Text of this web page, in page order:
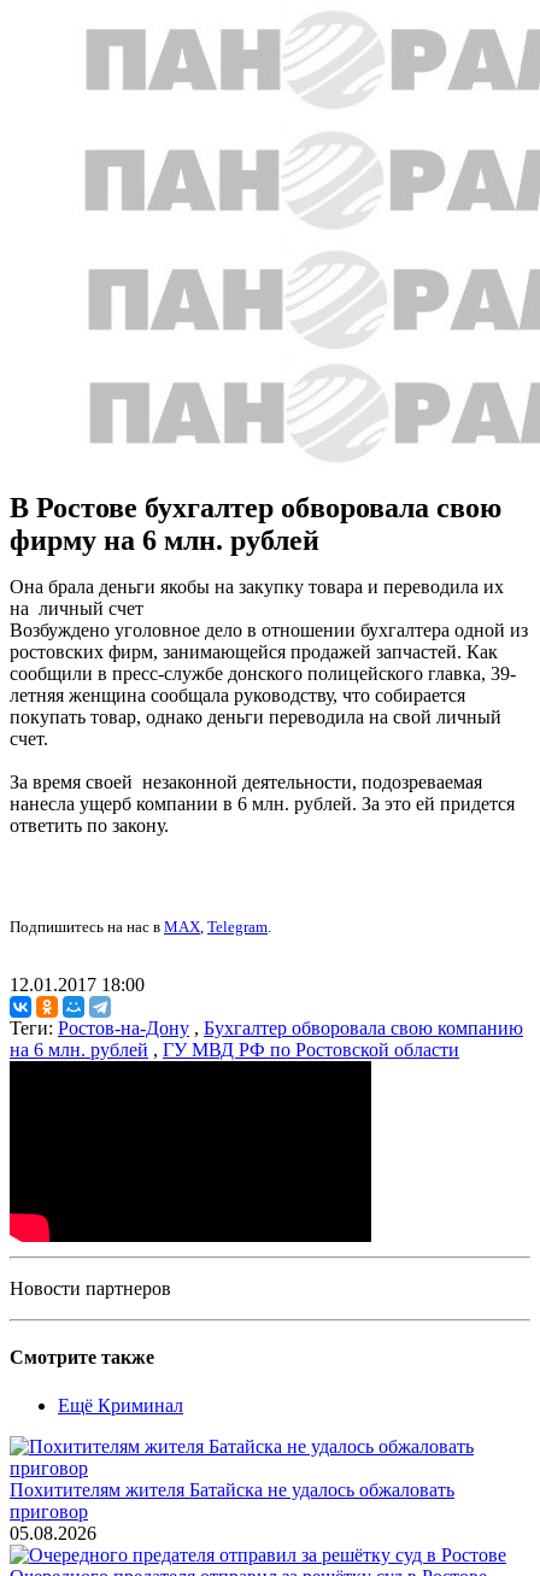
В Ростове бухгалтер обворовала свою
фирму на 6 млн. рублей
Она брала деньги якобы на закупку товара и переводила их
на личный счет
Возбуждено уголовное дело в отношении бухгалтера одной из
ростовских фирм, занимающейся продажей запчастей. Как
сообщили в пресс-службе донского полицейского главка, 39-
летняя женщина сообщала руководству, что собирается
покупать товар, однако деньги переводила на свой личный
счет.
За время своей незаконной деятельности, подозреваемая
нанесла ущерб компании в 6 млн. рублей. За это ей придется
ответить по закону.
Подпишитесь на нас в MAX, Telegram.
12.01.2017 18:00
Теги: Ростов-на-Дону , Бухгалтер обворовала свою компанию
на 6 млн. рублей , ГУ МВД РФ по Ростовской области
Новости партнеров
Смотрите также
Ещё Криминал
Похитителям жителя Батайска не удалось обжаловать
приговор
05.08.2026